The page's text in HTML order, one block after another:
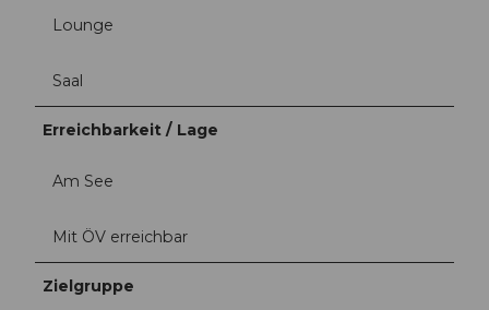
Lounge
Saal
Erreichbarkeit / Lage
Am See
Mit ÖV erreichbar
Zielgruppe